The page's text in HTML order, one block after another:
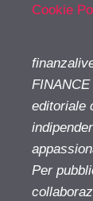
Cookie
editoriale
Per